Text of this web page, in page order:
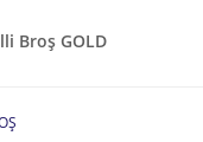
Broş GOLD